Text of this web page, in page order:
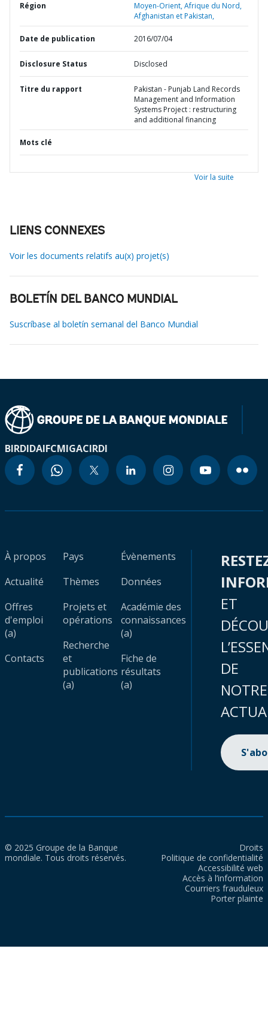
Région
Moyen-Orient, Afrique du Nord,
Afghanistan et Pakistan,
Date de publication 2016/07/04
Disclosure Status Disclosed
Titre du rapport
Pakistan - Punjab Land Records
Management and Information
Systems Project : restructuring
and additional financing
Mots clé
Voir la suite
LIENS CONNEXES
Voir les documents relatifs au(x) projet(s)
BOLETÍN DEL BANCO MUNDIAL
Suscríbase al boletín semanal del Banco Mundial
BIRDIDAIFCMIGACIRDI
À propos
Actualité
Offres
d'emploi
(a)
Contacts
Pays
Thèmes
Projets et
opérations
Recherche
et
publications
(a)
Évènements
Données
Académie des
connaissances
(a)
Fiche de
résultats
(a)
ET
DE
NOTRE
© 2025 Groupe de la Banque
mondiale. Tous droits réservés.
Droits
Politique de confidentialité
Accessibilité web
Accès à l’information
Courriers frauduleux
Porter plainte